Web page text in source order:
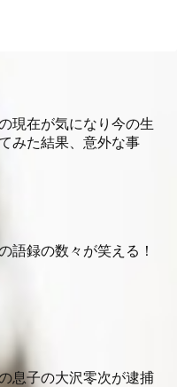
現在が気になり今の生
みた結果、意外な事
語録の数々が笑える！
息子の大沢零次が逮捕